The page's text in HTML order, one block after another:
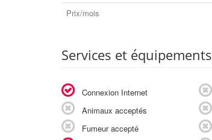
Prix/mois
Services et équipements
Connexion Internet
Animaux acceptés
Fumeur accepté